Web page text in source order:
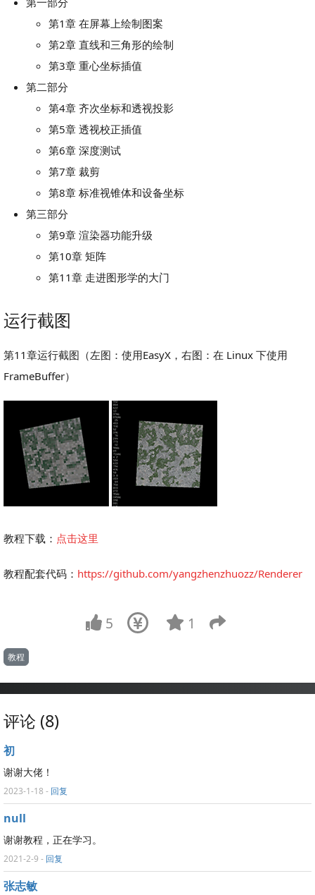
第1章 在屏幕上绘制图案
第2章 直线和三角形的绘制
第3章 重心坐标插值
第二部分
第4章 齐次坐标和透视投影
第5章 透视校正插值
第6章 深度测试
第7章 裁剪
第8章 标准视锥体和设备坐标
第三部分
第9章 渲染器功能升级
第10章 矩阵
第11章 走进图形学的大门
运行截图
第11章运行截图（左图：使用EasyX，右图：在 Linux 下使用
FrameBuffer）
教程下载： 点击这里
教程配套代码： https://github.com/yangzhenzhuozz/Renderer
5 1
教程
评论 (8)
初
谢谢大佬！
2023-1-18 - 回复
null
谢谢教程，正在学习。
2021-2-9 - 回复
张志敏